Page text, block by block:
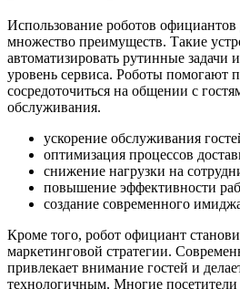
Использование роботов официантов
множество преимуществ. Такие
автоматизировать рутинные задачи
уровень сервиса. Роботы помогают
сосредоточиться на общении с
обслуживания.
ускорение обслуживания
оптимизация процессов
снижение нагрузки на
повышение эффективности
создание современного
Кроме того, робот официант
маркетинговой стратегии.
привлекает внимание гостей и
технологичным. Многие посетители